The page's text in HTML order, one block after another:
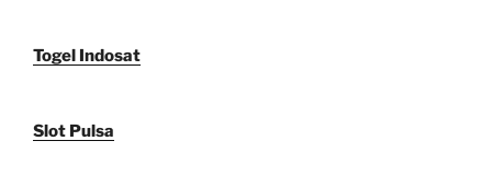
Togel Indosat
Slot Pulsa